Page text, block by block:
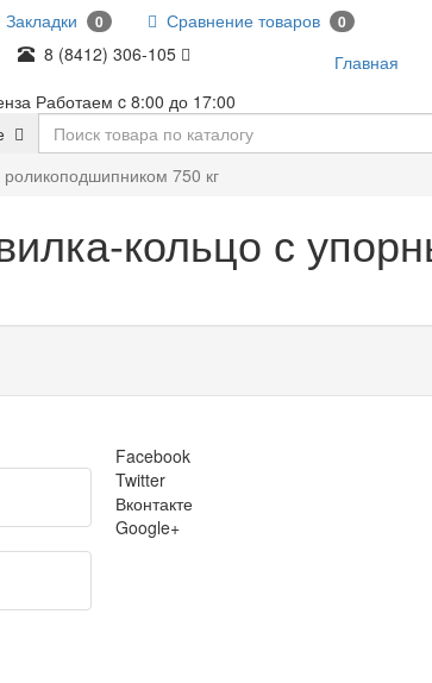
Закладки 0 Сравнение товаров 0
8 (8412) 306-105
Работаем c 8:00 до 17:00
Главная
750 кг
кольцо с
Facebook
Twitter
Вконтакте
Google+